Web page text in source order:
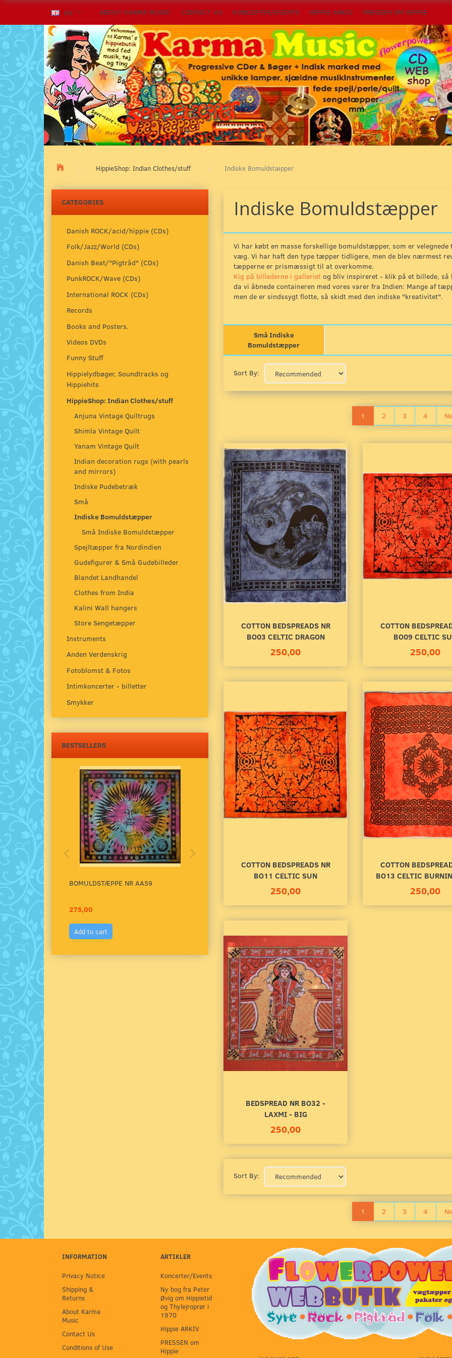
EN ABOUT KARMA MUSIC CONTACT US KONCERTER/EVENTS HIPPIE ARKIV PRESSEN OM HIPPIE
HippieShop: Indian Clothes/stuff Indiske Bomuldstæpper
CATEGORIES
Danish ROCK/acid/hippie (CDs)
Folk/Jazz/World (CDs)
Danish Beat/"Pigtråd" (CDs)
PunkROCK/Wave (CDs)
International ROCK (CDs)
Records
Books and Posters.
Videos DVDs
Funny Stuff
Hippielydbøger, Soundtracks og
Hippiehits
HippieShop: Indian Clothes/stuff
Anjuna Vintage Quiltrugs
Shimla Vintage Quilt
Yanam Vintage Quilt
Indian decoration rugs (with pearls
and mirrors)
Indiske Pudebetræk
Små
Indiske Bomuldstæpper
Små Indiske Bomuldstæpper
Spejltæpper fra Nordindien
Gudefigurer & Små Gudebilleder
Blandet Landhandel
Clothes from India
Kalini Wall hangers
Store Sengetæpper
Instruments
Anden Verdenskrig
Fotoblomst & Fotos
Intimkoncerter - billetter
Smykker
BESTSELLERS
BOMULDSTÆPPE NR AA59
275,00
Add to cart
Indiske Bomuldstæpper
Vi har købt en masse forskellige bomuldstæpper, som er
væg. Vi har haft den type tæpper tidligere, men de blev nærmest
tæpperne er prismæssigt til at overkomme.
Kig på billederne i galleriet og bliv inspireret - klik på et billede, så
da vi åbnede containeren med vores varer fra Indien: Mange af
men de er sindssygt flotte, så skidt med den indiske "kreativitet".
Små Indiske
Bomuldstæpper
Sort By:
1 2 3 4
COTTON BEDSPREADS NR
BO03 CELTIC DRAGON
250,00
COTTON
BO09 CELTIC
250,00
COTTON BEDSPREADS NR
BO11 CELTIC SUN
250,00
COTTON
BO13 CELTIC
250,00
BEDSPREAD NR BO32 -
LAXMI - BIG
250,00
Sort By:
1 2 3 4
INFORMATION
Privacy Notice
Shipping &
Returns
About Karma
Music
Contact Us
Conditions of Use
ARTIKLER
Koncerter/Events
Ny bog fra Peter
Øvig om Hippietid
og Thylejroprør i
1970
Hippie ARKIV
PRESSEN om
Hippie